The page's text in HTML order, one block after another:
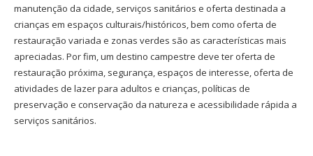
manutenção da cidade, serviços sanitários e oferta destinada a
crianças em espaços culturais/históricos, bem como oferta de
restauração variada e zonas verdes são as características mais
apreciadas. Por fim, um destino campestre deve ter oferta de
restauração próxima, segurança, espaços de interesse, oferta de
atividades de lazer para adultos e crianças, políticas de
preservação e conservação da natureza e acessibilidade rápida a
serviços sanitários.